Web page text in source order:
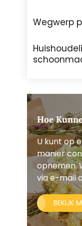
Wegwerp
Hoe
U kunt op
manier
opnemen.
via e-mail
BEKIJK